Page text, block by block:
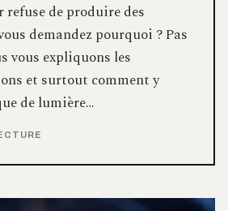
de produire des
demandez pourquoi ? Pas
vous expliquons les
et surtout comment y
de lumière…